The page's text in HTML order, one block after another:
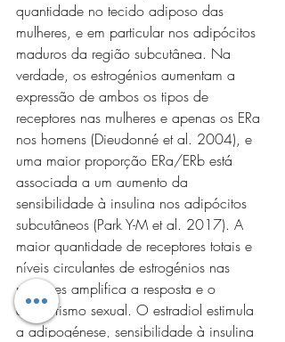
quantidade no tecido adiposo das
mulheres, e em particular nos adipócitos
maduros da região subcutânea. Na
verdade, os estrogénios aumentam a
expressão de ambos os tipos de
receptores nas mulheres e apenas os ERa
nos homens (Dieudonné et al. 2004), e
uma maior proporção ERa/ERb está
associada a um aumento da
sensibilidade à insulina nos adipócitos
subcutâneos (Park Y-M et al. 2017). A
maior quantidade de receptores totais e
níveis circulantes de estrogénios nas
mulheres amplifica a resposta e o
dismorfismo sexual. O estradiol estimula
a adipogénese, sensibilidade à insulina